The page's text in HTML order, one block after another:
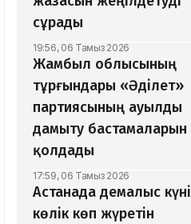
сұрады
19:56, 06 Тамыз 2026
Жамбыл облысының
тұрғындары «Әділет»
партиясының ауылды
дамыту бастамаларын
қолдады
17:59, 06 Тамыз 2026
Астанада демалыс күні
көлік көп жүретін